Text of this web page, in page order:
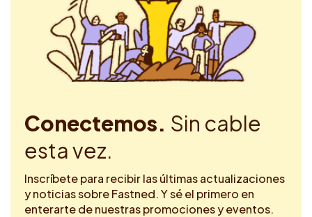
Conectemos. Sin cable
esta vez.
Inscríbete para recibir las últimas actualizaciones
y noticias sobre Fastned. Y sé el primero en
enterarte de nuestras promociones y eventos.